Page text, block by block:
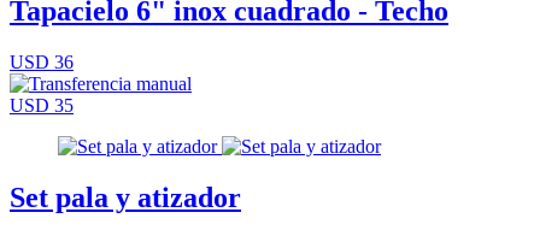
Tapacielo 6" inox cuadrado - Techo
USD 36
USD 35
Set pala y atizador